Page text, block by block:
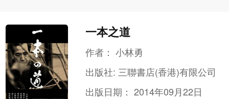
一本之道
作者：小林勇
出版社:三聯書店(香港)有限公司
出版日期：2014年09月22日